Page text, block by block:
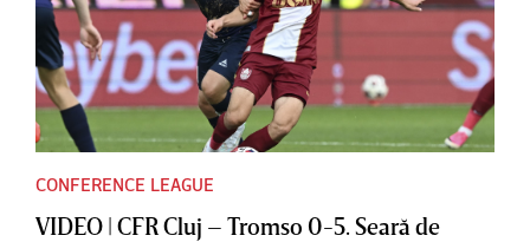
CONFERENCE LEAGUE
VIDEO | CFR Cluj – Tromso 0-5. Seară de